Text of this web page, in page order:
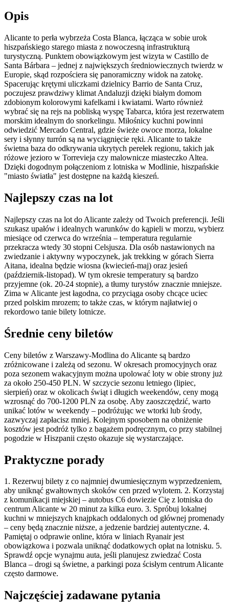
Opis
Alicante to perła wybrzeża Costa Blanca, łącząca w sobie urok
hiszpańskiego starego miasta z nowoczesną infrastrukturą
turystyczną. Punktem obowiązkowym jest wizyta w Castillo de
Santa Bárbara – jednej z największych średniowiecznych twierdz w
Europie, skąd rozpościera się panoramiczny widok na zatokę.
Spacerując krętymi uliczkami dzielnicy Barrio de Santa Cruz,
poczujesz prawdziwy klimat Andaluzji dzięki białym domom
zdobionym kolorowymi kafelkami i kwiatami. Warto również
wybrać się na rejs na pobliską wyspę Tabarca, która jest rezerwatem
morskim idealnym do snorkelingu. Miłośnicy kuchni powinni
odwiedzić Mercado Central, gdzie świeże owoce morza, lokalne
sery i słynny turrón są na wyciągnięcie ręki. Alicante to także
świetna baza do odkrywania ukrytych perełek regionu, takich jak
różowe jezioro w Torrevieja czy malownicze miasteczko Altea.
Dzięki dogodnym połączeniom z lotniska w Modlinie, hiszpańskie
"miasto światła" jest dostępne na każdą kieszeń.
Najlepszy czas na lot
Najlepszy czas na lot do Alicante zależy od Twoich preferencji. Jeśli
szukasz upałów i idealnych warunków do kąpieli w morzu, wybierz
miesiące od czerwca do września – temperatura regularnie
przekracza wtedy 30 stopni Celsjusza. Dla osób nastawionych na
zwiedzanie i aktywny wypoczynek, jak trekking w górach Sierra
Aitana, idealna będzie wiosna (kwiecień-maj) oraz jesień
(październik-listopad). W tym okresie temperatury są bardzo
przyjemne (ok. 20-24 stopnie), a tłumy turystów znacznie mniejsze.
Zima w Alicante jest łagodna, co przyciąga osoby chcące uciec
przed polskim mrozem; to także czas, w którym najłatwiej o
rekordowo tanie bilety lotnicze.
Średnie ceny biletów
Ceny biletów z Warszawy-Modlina do Alicante są bardzo
zróżnicowane i zależą od sezonu. W okresach promocyjnych oraz
poza sezonem wakacyjnym można upolować loty w obie strony już
za około 250-450 PLN. W szczycie sezonu letniego (lipiec,
sierpień) oraz w okolicach świąt i długich weekendów, ceny mogą
wzrosnąć do 700-1200 PLN za osobę. Aby zaoszczędzić, warto
unikać lotów w weekendy – podróżując we wtorki lub środy,
zazwyczaj zapłacisz mniej. Kolejnym sposobem na obniżenie
kosztów jest podróż tylko z bagażem podręcznym, co przy stabilnej
pogodzie w Hiszpanii często okazuje się wystarczające.
Praktyczne porady
1. Rezerwuj bilety z co najmniej dwumiesięcznym wyprzedzeniem,
aby uniknąć gwałtownych skoków cen przed wylotem. 2. Korzystaj
z komunikacji miejskiej – autobus C6 dowiezie Cię z lotniska do
centrum Alicante w 20 minut za kilka euro. 3. Spróbuj lokalnej
kuchni w mniejszych knajpkach oddalonych od głównej promenady
– ceny będą znacznie niższe, a jedzenie bardziej autentyczne. 4.
Pamiętaj o odprawie online, która w liniach Ryanair jest
obowiązkowa i pozwala uniknąć dodatkowych opłat na lotnisku. 5.
Sprawdź opcje wynajmu auta, jeśli planujesz zwiedzać Costa
Blanca – drogi są świetne, a parkingi poza ścisłym centrum Alicante
często darmowe.
Najczęściej zadawane pytania